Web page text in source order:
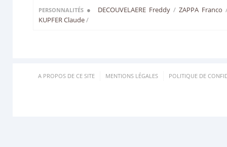
PERSONNALITÉS ● DECOUVELAERE Freddy/ ZAPPA Franco
KUPFER Claude/
A PROPOS DE CE SITE MENTIONS LÉGALES POLITIQUE DE